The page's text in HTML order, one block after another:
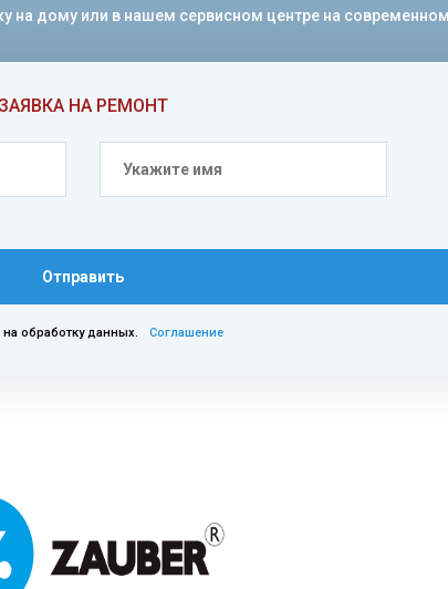
ЗАЯВКА НА РЕМОНТ
Отправить
на обработку данных. Соглашение
на дому или в нашем сервисном центре на